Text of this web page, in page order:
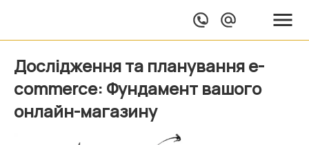
Дослідження та планування e-
commerce: Фундамент вашого
онлайн-магазину